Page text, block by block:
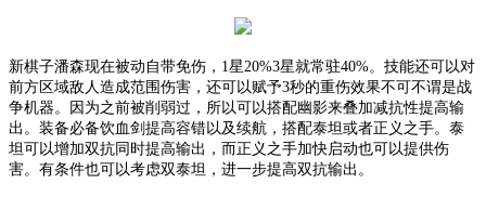
新棋子潘森现在被动自带免伤， 1星20%3星就常驻40%。技能还可以对
前方区域敌人造成范围伤害，还可以赋予3秒的重伤效果不可不谓是战
争机器。因为之前被削弱过，所以可以搭配幽影来叠加减抗性提高输
出。装备必备饮血剑提高容错以及续航，搭配泰坦或者正义之手。泰
坦可以增加双抗同时提高输出，而正义之手加快启动也可以提供伤
害。有条件也可以考虑双泰坦，进一步提高双抗输出。